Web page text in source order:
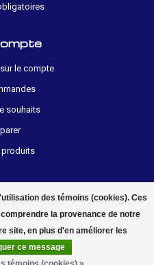
des témoins (cookies). Ces
la provenance de notre
site, en plus d'en améliorer les
ce message
le compte
souhaits
produits